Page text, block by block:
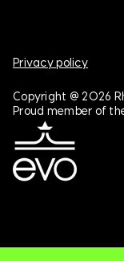
Privacy policy
Copyright @ 2026
Proud member of